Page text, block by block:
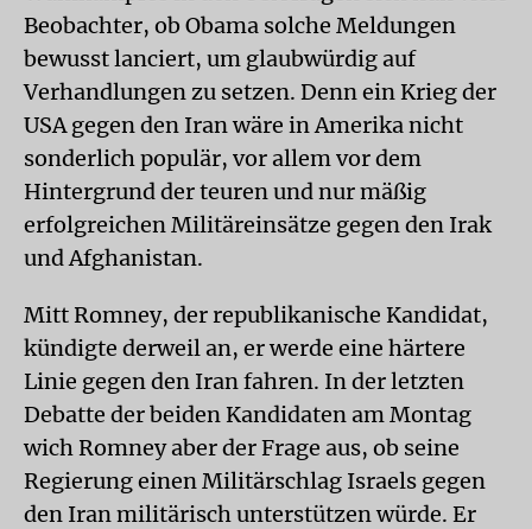
Beobachter, ob Obama solche Meldungen
bewusst lanciert, um glaubwürdig auf
Verhandlungen zu setzen. Denn ein Krieg der
USA gegen den Iran wäre in Amerika nicht
sonderlich populär, vor allem vor dem
Hintergrund der teuren und nur mäßig
erfolgreichen Militäreinsätze gegen den Irak
und Afghanistan.
Mitt Romney, der republikanische Kandidat,
kündigte derweil an, er werde eine härtere
Linie gegen den Iran fahren. In der letzten
Debatte der beiden Kandidaten am Montag
wich Romney aber der Frage aus, ob seine
Regierung einen Militärschlag Israels gegen
den Iran militärisch unterstützen würde. Er